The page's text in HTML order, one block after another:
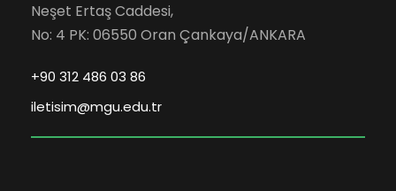
Neşet Ertaş Caddesi,
No: 4 PK: 06550 Oran Çankaya/ANKARA
+90 312 486 03 86
iletisim@mgu.edu.tr